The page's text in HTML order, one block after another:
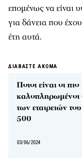
επομένως να είναι
για δάνεια που
έτη αυτά.
ΔΙΑΒΑΣΤΕ ΑΚΟΜΑ
Ποιοι είναι οι πιο
καλοπληρωμένοι
των εταιρειών
500
03/06/2024